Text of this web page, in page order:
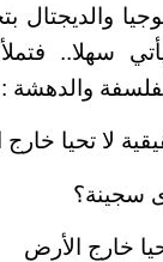
والديجتال
سهلا..
والدهشة :
لا تحيا خارج
سجينة؟
خارج الأرض